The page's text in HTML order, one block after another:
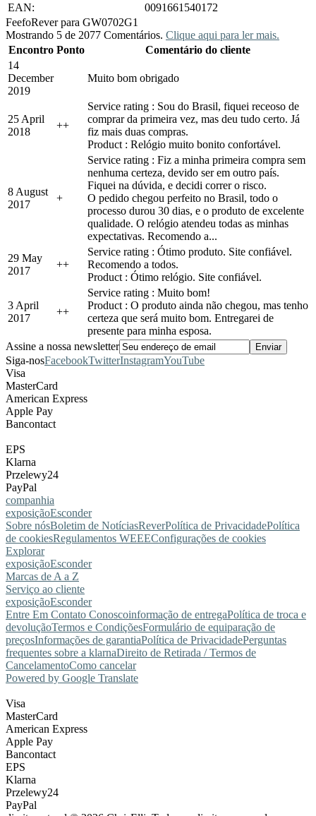
EAN:
0091661540172
FeefoRever para GW0702G1
Mostrando 5 de 2077 Comentários. Clique aqui para ler mais.
Encontro Ponto
Comentário do cliente
14
December
2019
Muito bom obrigado
25 April
2018
++
Service rating : Sou do Brasil, fiquei receoso de
comprar da primeira vez, mas deu tudo certo. Já
fiz mais duas compras.
Product : Relógio muito bonito confortável.
8 August
2017
+
Service rating : Fiz a minha primeira compra sem
nenhuma certeza, devido ser em outro país.
Fiquei na dúvida, e decidi correr o risco.
O pedido chegou perfeito no Brasil, todo o
processo durou 30 dias, e o produto de excelente
qualidade. O relógio atendeu todas as minhas
expectativas. Recomendo a...
29 May
2017
++
Service rating : Ótimo produto. Site confiável.
Recomendo a todos.
Product : Ótimo relógio. Site confiável.
3 April
2017
++
Service rating : Muito bom!
Product : O produto ainda não chegou, mas tenho
certeza que será muito bom. Entregarei de
presente para minha esposa.
Assine a nossa newsletter
Siga-nosFacebookTwitterInstagramYouTube
Visa
MasterCard
American Express
Apple Pay
Bancontact
EPS
Klarna
Przelewy24
PayPal
companhia
exposiçãoEsconder
Sobre nósBoletim de NotíciasReverPolítica de PrivacidadePolítica
de cookiesRegulamentos WEEEConfigurações de cookies
Explorar
exposiçãoEsconder
Marcas de A a Z
Serviço ao cliente
exposiçãoEsconder
Entre Em Contato Conoscoinformação de entregaPolítica de troca e
devoluçãoTermos e CondiçõesFormulário de equiparação de
preçosInformações de garantiaPolítica de PrivacidadePerguntas
frequentes sobre a klarnaDireito de Retirada / Termos de
CancelamentoComo cancelar
Powered by Google Translate
Visa
MasterCard
American Express
Apple Pay
Bancontact
EPS
Klarna
Przelewy24
PayPal